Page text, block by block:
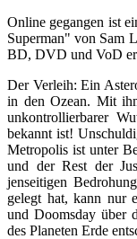
Online gegangen ist
Superman" von Sam
BD, DVD und VoD
Der Verleih: Ein
in den Ozean. Mit
unkontrollierbarer
bekannt ist!
Metropolis ist unter
und der Rest der
jenseitigen
gelegt hat, kann nur
und Doomsday über
des Planeten Erde